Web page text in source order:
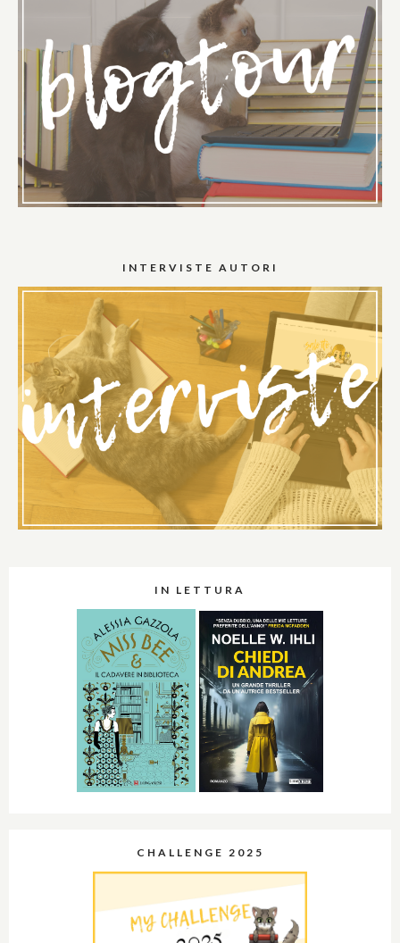
INTERVISTE AUTORI
IN LETTURA
CHALLENGE 2025